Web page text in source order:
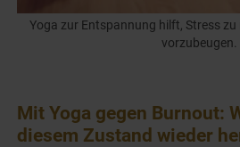
Yoga zur Entspannung hilft, Stress
vorzubeugen.
Mit Yoga gegen Burnout:
diesem Zustand wieder